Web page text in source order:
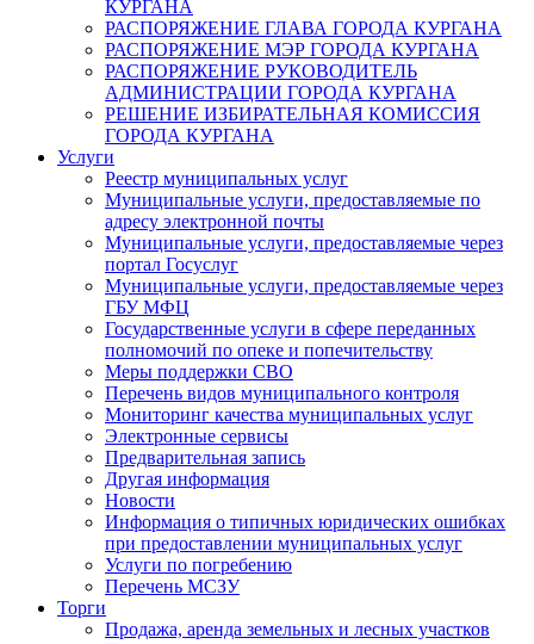
КУРГАНА
РАСПОРЯЖЕНИЕ ГЛАВА ГОРОДА КУРГАНА
РАСПОРЯЖЕНИЕ МЭР ГОРОДА КУРГАНА
РАСПОРЯЖЕНИЕ РУКОВОДИТЕЛЬ
АДМИНИСТРАЦИИ ГОРОДА КУРГАНА
РЕШЕНИЕ ИЗБИРАТЕЛЬНАЯ КОМИССИЯ
ГОРОДА КУРГАНА
Услуги
Реестр муниципальных услуг
Муниципальные услуги, предоставляемые по
адресу электронной почты
Муниципальные услуги, предоставляемые через
портал Госуслуг
Муниципальные услуги, предоставляемые через
ГБУ МФЦ
Государственные услуги в сфере переданных
полномочий по опеке и попечительству
Меры поддержки СВО
Перечень видов муниципального контроля
Мониторинг качества муниципальных услуг
Электронные сервисы
Предварительная запись
Другая информация
Новости
Информация о типичных юридических ошибках
при предоставлении муниципальных услуг
Услуги по погребению
Перечень МСЗУ
Торги
Продажа, аренда земельных и лесных участков